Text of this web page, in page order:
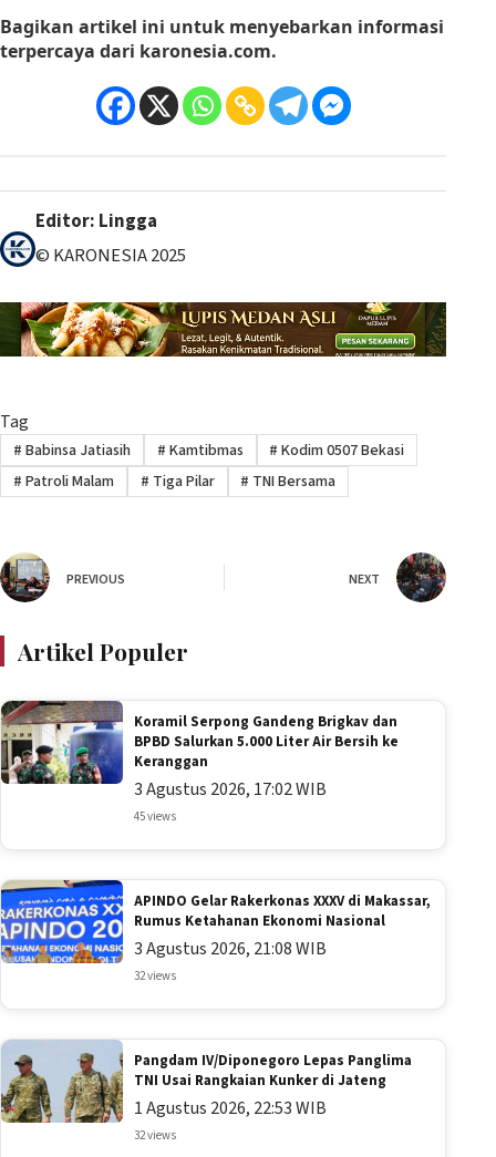
Bagikan artikel ini untuk menyebarkan informasi
terpercaya dari karonesia.com.
Editor: Lingga
© KARONESIA 2025
Tag
# Babinsa Jatiasih # Kamtibmas # Kodim 0507 Bekasi
# Patroli Malam # Tiga Pilar # TNI Bersama
PREVIOUS NEXT
Artikel Populer
Koramil Serpong Gandeng Brigkav dan
BPBD Salurkan 5.000 Liter Air Bersih ke
Keranggan
3 Agustus 2026, 17:02 WIB
45 views
APINDO Gelar Rakerkonas XXXV di Makassar,
Rumus Ketahanan Ekonomi Nasional
3 Agustus 2026, 21:08 WIB
32 views
Pangdam IV/Diponegoro Lepas Panglima
TNI Usai Rangkaian Kunker di Jateng
1 Agustus 2026, 22:53 WIB
32 views